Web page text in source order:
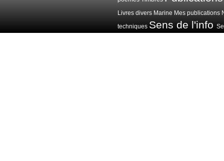
Livres divers Marine Mes publications
techniques Sens de l'info